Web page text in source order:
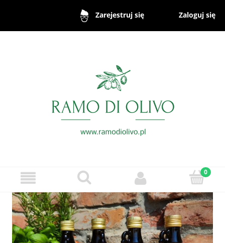
Zarejestruj się Zaloguj się